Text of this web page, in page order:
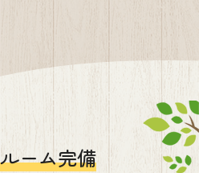
ーム完備